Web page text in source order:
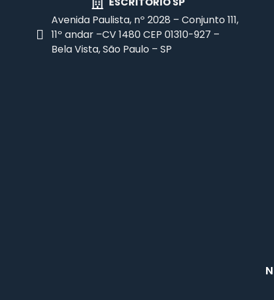
Avenida Paulista, nº 2028 – Conjunto 111,
11º andar –CV 1480 CEP 01310-927 –
Bela Vista, São Paulo – SP